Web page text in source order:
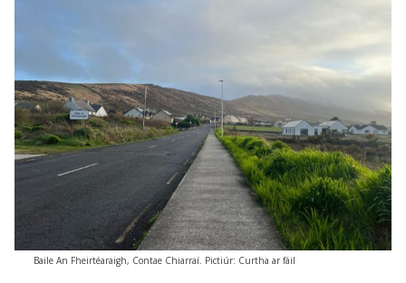
Baile An Fheirtéaraigh, Contae Chiarraí. Pictiúr: Curtha ar fáil